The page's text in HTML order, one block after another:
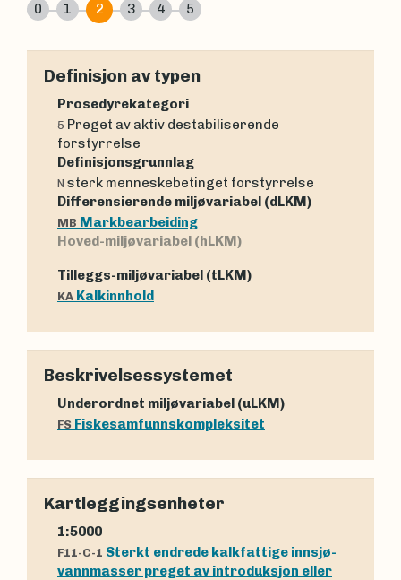
0
1 2 3 4 5
Definisjon av typen
Prosedyrekategori
5 Preget av aktiv destabiliserende
forstyrrelse
Definisjonsgrunnlag
N sterk menneskebetinget forstyrrelse
Differensierende miljøvariabel (dLKM)
MB Markbearbeiding
Hoved-miljøvariabel (hLKM)
Tilleggs-miljøvariabel (tLKM)
KA Kalkinnhold
Beskrivelsessystemet
Underordnet miljøvariabel (uLKM)
FS Fiskesamfunnskompleksitet
Kartleggingsenheter
1:5000
F11-C-1 Sterkt endrede kalkfattige innsjø-
vannmasser preget av introduksjon eller